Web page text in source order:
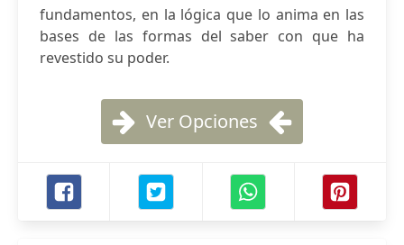
fundamentos, en la lógica que lo anima en las
bases de las formas del saber con que ha
revestido su poder.
Ver Opciones